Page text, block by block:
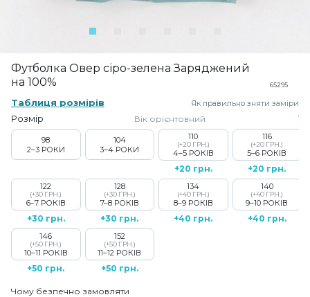
Футболка Овер сіро-зелена Заряджений
на 100%
65295
Таблиця розмірів Як правильно зняти заміри
Розмір Вік орієнтовний
98
2–3 РОКИ
104
3–4 РОКИ
110
(+20 ГРН.)
4–5 РОКІВ
+20 грн.
116
(+20 ГРН.)
5–6 РОКІВ
+20 грн.
122
(+30 ГРН.)
6–7 РОКІВ
+30 грн.
128
(+30 ГРН.)
7–8 РОКІВ
+30 грн.
134
(+40 ГРН.)
8–9 РОКІВ
+40 грн.
140
(+40 ГРН.)
9–10 РОКІВ
+40 грн.
146
(+50 ГРН.)
10–11 РОКІВ
+50 грн.
152
(+50 ГРН.)
11–12 РОКІВ
+50 грн.
Чому безпечно замовляти